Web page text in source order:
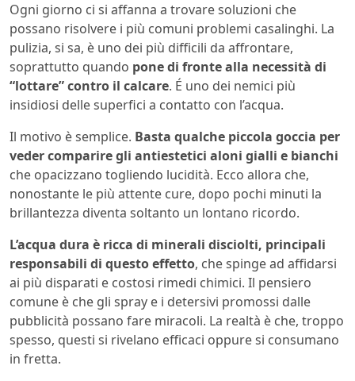
Ogni giorno ci si affanna a trovare soluzioni che
possano risolvere i più comuni problemi casalinghi. La
pulizia, si sa, è uno dei più difficili da affrontare,
soprattutto quando pone di fronte alla necessità di
“lottare” contro il calcare. É uno dei nemici più
insidiosi delle superfici a contatto con l’acqua.
Il motivo è semplice. Basta qualche piccola goccia per
veder comparire gli antiestetici aloni gialli e bianchi
che opacizzano togliendo lucidità. Ecco allora che,
nonostante le più attente cure, dopo pochi minuti la
brillantezza diventa soltanto un lontano ricordo.
L’acqua dura è ricca di minerali disciolti, principali
responsabili di questo effetto, che spinge ad affidarsi
ai più disparati e costosi rimedi chimici. Il pensiero
comune è che gli spray e i detersivi promossi dalle
pubblicità possano fare miracoli. La realtà è che, troppo
spesso, questi si rivelano efficaci oppure si consumano
in fretta.